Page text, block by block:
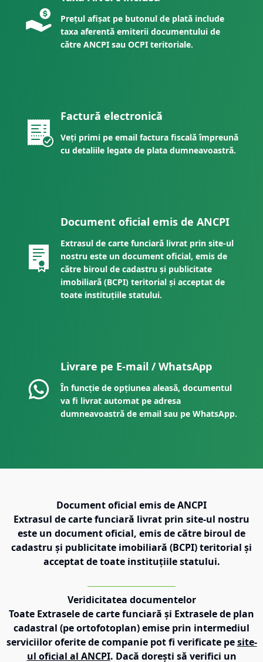
Prețul afișat pe butonul de plată include
taxa aferentă emiterii documentului de
către ANCPI sau OCPI teritoriale.
Factură electronică
Veți primi pe email factura fiscală împreună
cu detaliile legate de plata dumneavoastră.
Document oficial emis de ANCPI
Extrasul de carte funciară livrat prin site-ul
nostru este un document oficial, emis de
către biroul de cadastru și publicitate
imobiliară (BCPI) teritorial și acceptat de
toate instituțiile statului.
Livrare pe E-mail / WhatsApp
În funcție de opțiunea aleasă, documentul
va fi livrat automat pe adresa
dumneavoastră de email sau pe WhatsApp.
Document oficial emis de ANCPI
Extrasul de carte funciară livrat prin site-ul nostru
este un document oficial, emis de către biroul de
cadastru și publicitate imobiliară (BCPI) teritorial și
acceptat de toate instituțiile statului.
Veridicitatea documentelor
Toate Extrasele de carte funciară și Extrasele de plan
cadastral (pe ortofotoplan) emise prin intermediul
serviciilor oferite de companie pot fi verificate pe site-
ul oficial al ANCPI. Dacă dorești să verifici un